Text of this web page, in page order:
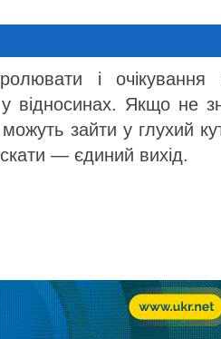
і
у відносинах. Якщо не
зайти у глухий
— єдиний вихід.